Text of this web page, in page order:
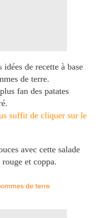
de recette à base
de terre.
fan des patates
suffit de cliquer sur le
avec cette salade
et coppa.